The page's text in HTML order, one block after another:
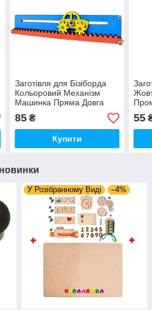
Заготівля для Бізіборда
Кольоровий Механізм
Машинка Пряма Довга
Шестерня 20 см Механізм
з Шестерінками
85₴
Купити
55
У Розібранному Виді –4%